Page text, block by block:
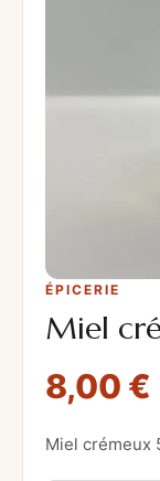
ÉPICERIE
Miel
8,00 €
Miel crémeux